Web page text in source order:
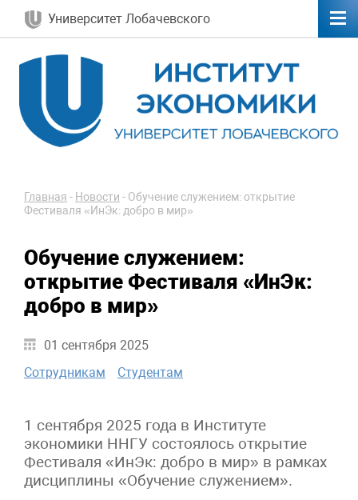
Университет Лобачевского
Главная - Новости - Обучение служением: открытие
Фестиваля «ИнЭк: добро в мир»
Обучение служением:
открытие Фестиваля «ИнЭк:
добро в мир»
01 сентября 2025
Сотрудникам
Студентам
1 сентября 2025 года в Институте
экономики ННГУ состоялось открытие
Фестиваля «ИнЭк: добро в мир» в рамках
дисциплины «Обучение служением».